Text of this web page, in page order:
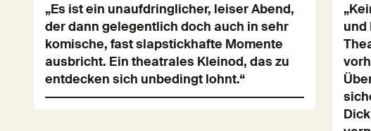
„Es ist ein unaufdringlicher, leiser Abend,
der dann gelegentlich doch auch in sehr
komische, fast slapstickhafte Momente
ausbricht. Ein theatrales Kleinod, das zu
entdecken sich unbedingt lohnt.“
und